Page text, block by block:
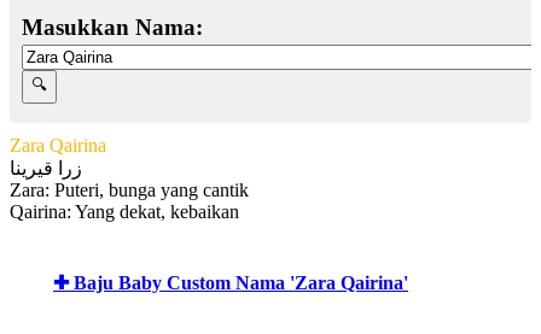
Masukkan Nama:
Zara Qairina
زرا قيرينا
Zara: Puteri, bunga yang cantik
Qairina: Yang dekat, kebaikan
✚ Baju Baby Custom Nama 'Zara Qairina'